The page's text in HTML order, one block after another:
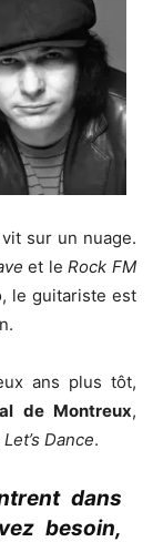
vit sur un nuage.
et leRock FM
le guitariste est
ans plus tôt,
de Montreux,
Let’s Dance.
dans
besoin,